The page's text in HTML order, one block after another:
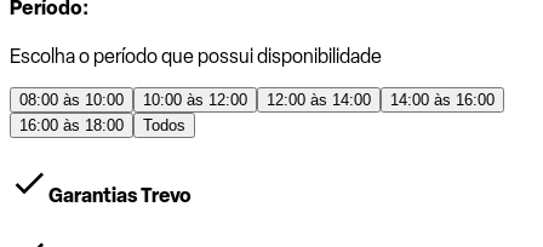
Período:
Escolha o período que possui disponibilidade
08:00 às 10:00 10:00 às 12:00 12:00 às 14:00
14:00 às 16:00
16:00 às 18:00
Todos
Garantias Trevo